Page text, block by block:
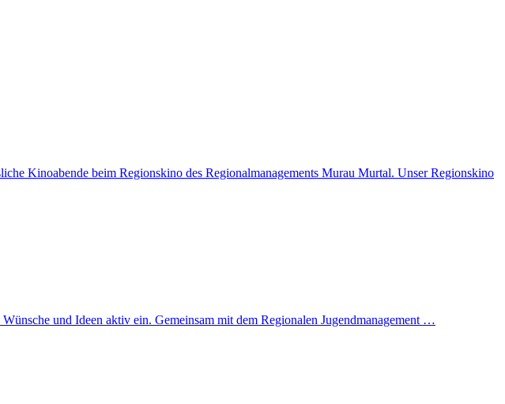
Kinoabende beim Regionskino des Regionalmanagements Murau Murtal. Unser Regionskino
und Ideen aktiv ein. Gemeinsam mit dem Regionalen Jugendmanagement …